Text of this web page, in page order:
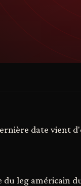
date vient
du leg américain